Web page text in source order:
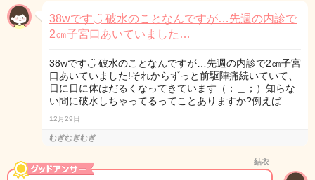
38wです◡̈ 破水のことなんですが…先週の内診で
2㎝子宮口あいていました…
38wです◡̈ 破水のことなんですが…先週の内診で2㎝子宮
口あいていました!それからずっと前駆陣痛続いていて、
日に日に体はだるくなってきています（；＿；）知らな
い間に破水しちゃってるってことありますか?例えば…
12月29日
むぎむぎむぎ
結衣